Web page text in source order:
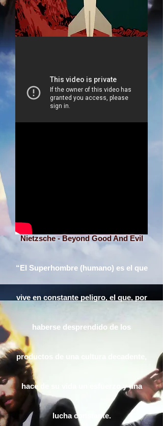
Nietzsche - Beyond Good And Evil
“El Superhombre (humano) es el que
vive en constante peligro, el que, por
haberse desprendido de los
productos de una cultura decadente,
hace de su vida un esfuerzo y una
lucha constante.